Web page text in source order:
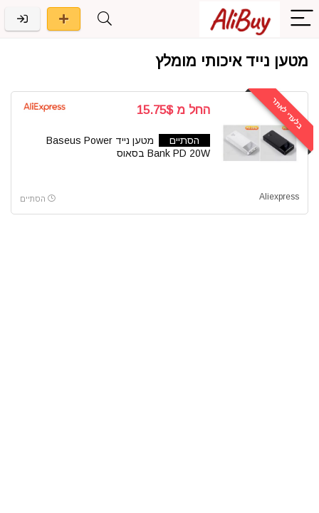
מטען נייד איכותי מומלץ
בלעדי לאתר החל מ 15.75$
הסתיים
מטען נייד Baseus Power
Bank PD 20W בסאוס
Aliexpress הסתיים